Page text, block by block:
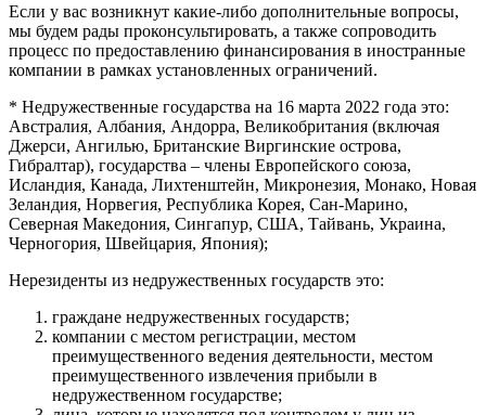
Если у вас возникнут какие-либо дополнительные вопросы,
мы будем рады проконсультировать, а также сопроводить
процесс по предоставлению финансирования в иностранные
компании в рамках установленных ограничений.
* Недружественные государства на 16 марта 2022 года это:
Австралия, Албания, Андорра, Великобритания (включая
Джерси, Ангилью, Британские Виргинские острова,
Гибралтар), государства – члены Европейского союза,
Исландия, Канада, Лихтенштейн, Микронезия, Монако, Новая
Зеландия, Норвегия, Республика Корея, Сан-Марино,
Северная Македония, Сингапур, США, Тайвань, Украина,
Черногория, Швейцария, Япония);
Нерезиденты из недружественных государств это:
граждане недружественных государств;
компании с местом регистрации, местом
преимущественного ведения деятельности, местом
преимущественного извлечения прибыли в
недружественном государстве;